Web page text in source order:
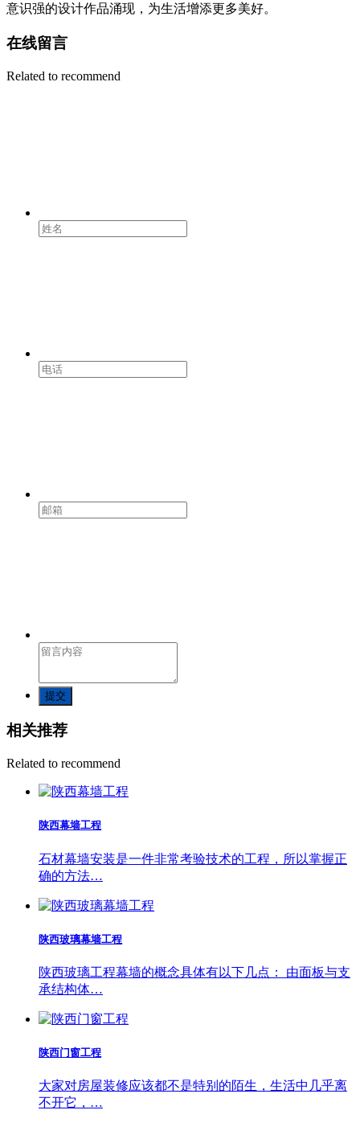
意识强的设计作品涌现，为生活增添更多美好。
在线留言
Related to recommend
提交
相关推荐
Related to recommend
陕西幕墙工程
石材幕墙安装是一件非常考验技术的工程，所以掌握正
确的方法…
陕西玻璃幕墙工程
陕西玻璃工程幕墙的概念具体有以下几点： 由面板与支
承结构体…
陕西门窗工程
大家对房屋装修应该都不是特别的陌生，生活中几乎离
不开它，…